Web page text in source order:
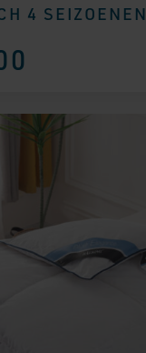
4 SEIZOENEN